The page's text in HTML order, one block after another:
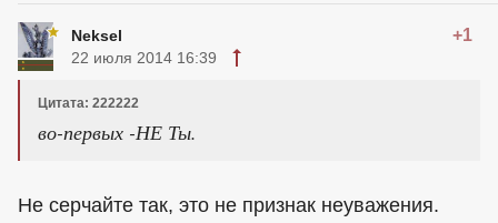
Neksel +1
22 июля 2014 16:39
Цитата: 222222
во-первых -НЕ Ты.
Не серчайте так, это не признак неуважения.